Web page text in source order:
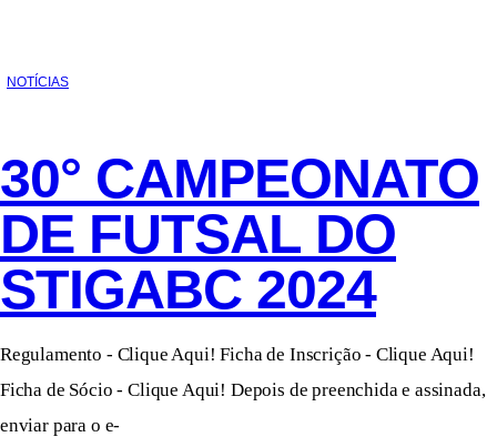
NOTÍCIAS
30° CAMPEONATO
DE FUTSAL DO
STIGABC 2024
Regulamento - Clique Aqui! Ficha de Inscrição - Clique Aqui!
Ficha de Sócio - Clique Aqui! Depois de preenchida e assinada,
enviar para o e-